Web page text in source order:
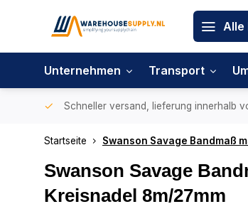
Alle
Unternehmen Transport
Schneller versand, lieferung innerhalb
Startseite Swanson Savage Bandmaß
Swanson Savage
Kreisnadel 8m/27mm